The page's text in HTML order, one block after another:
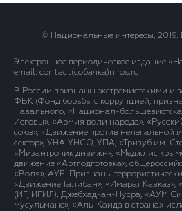
© Национальные интересы,
Электронное периодическое издание
email: contact(сoбaчка)niros.ru
В России признаны экстремистскими и
ФБК (Фонд борьбы с коррупцией,
Навального, «Национал-
Иеговы», «Армия воли народа»,
союз», «Движение против нелегальной
сектор», УНА-УНСО, УПА, «Тризуб им.
«Мизантропик дивижн», «Меджлис
движение «Артподготовка»,
«Воля», АУЕ. Признаны
«Движение Талибан», «Имарат Кавказ»,
(ИГ, ИГИЛ), Джебхад-ан-Нусра, «АУМ
мусульмане», «Аль-Каида в странах